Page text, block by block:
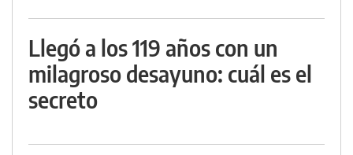
Llegó a los 119 años con un
milagroso desayuno: cuál es el
secreto